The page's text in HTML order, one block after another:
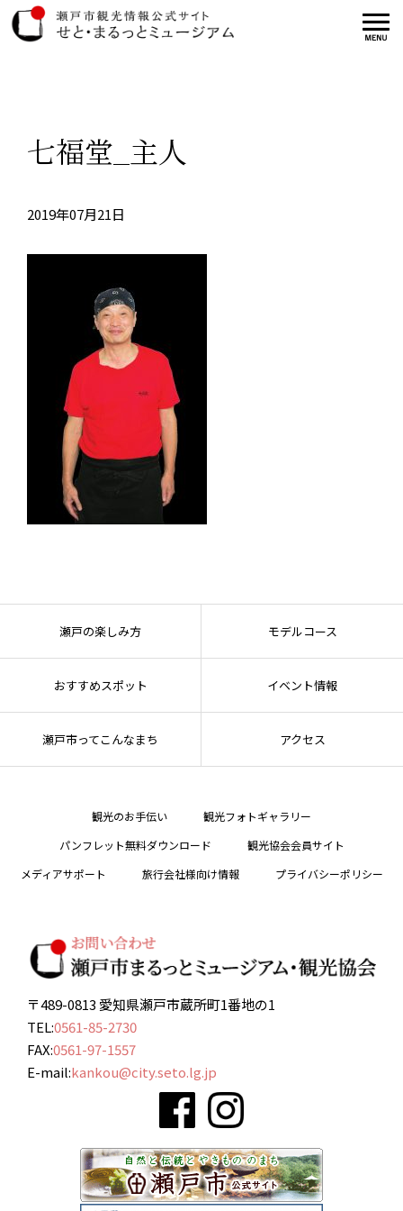
七福堂_主人
2019年07月21日
瀬戸の楽しみ方 モデルコース
おすすめスポット イベント情報
瀬戸市ってこんなまち アクセス
観光のお手伝い
観光フォトギャラリー
パンフレット無料ダウンロード
観光協会会員サイト
メディアサポート
旅行会社様向け情報 プライバシーポリシー
〒489-0813 愛知県瀬戸市蔵所町1番地の1
TEL:0561-85-2730
FAX:0561-97-1557
E-mail:kankou@city.seto.lg.jp